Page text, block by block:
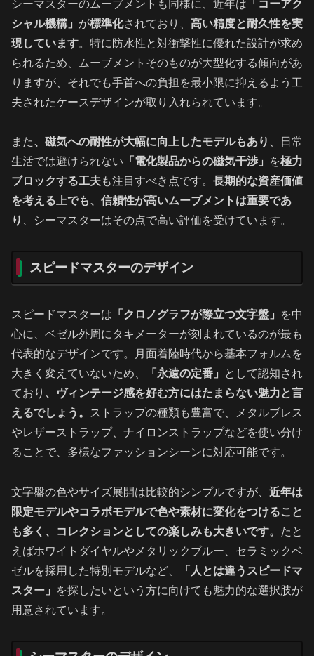
シーマスターのムーブメントも同様に、近年は 「コーアク
シャル機構」 が標準化されており、 高い精度と耐久性を実
現しています。特に防水性と対衝撃性に優れた設計が求め
られるため、ムーブメントそのものが大型化する傾向があ
りますが、それでも手首への負担を最小限に抑えるよう工
夫されたケースデザインが取り入れられています。
また、磁気への耐性が大幅に向上したモデルもあり
、日常
生活では避けられない 「電化製品からの磁気干渉」 を極力
ブロックする工夫も注目すべき点です。 長期的な資産価値
を考える上でも、信頼性が高いムーブメントは重要であ
り
、シーマスターはその点で高い評価を受けています。
スピードマスターのデザイン
スピードマスターは 「クロノグラフが際立つ文字盤」
を中
心に、ベゼル外周にタキメーターが刻まれているのが最も
代表的なデザインです。月面着陸時代から基本フォルムを
大きく変えていないため、
「永遠の定番」
として認知され
ており 、ヴィンテージ感を好む方にはたまらない魅力と言
えるでしょう。
ストラップの種類も豊富で、メタルブレス
やレザーストラップ、ナイロンストラップなどを使い分け
ることで、多様なファッションシーンに対応可能です。
文字盤の色やサイズ展開は比較的シンプルですが、 近年は
限定モデルやコラボモデルで色や素材に変化をつけること
も多く、コレクションとしての楽しみも大きいです。 たと
えばホワイトダイヤルやメタリックブルー、セラミックベ
ゼルを採用した特別モデルなど、
「人とは違うスピードマ
スター」
を探したいという方に向けても魅力的な選択肢が
用意されています。